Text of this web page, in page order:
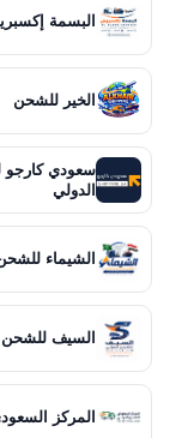
البسمة
الخير للشحن
سعودي كارجو
الدولي
الشيماء
السيف للشحن
المركز